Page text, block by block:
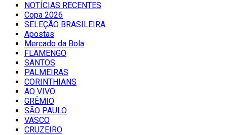
NOTÍCIAS RECENTES
Copa 2026
SELEÇÃO BRASILEIRA
Apostas
Mercado da Bola
FLAMENGO
SANTOS
PALMEIRAS
CORINTHIANS
AO VIVO
GRÊMIO
SĀO PAULO
VASCO
CRUZEIRO